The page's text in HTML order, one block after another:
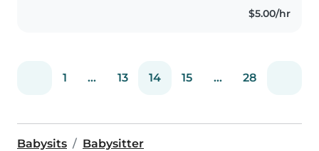
$5.00/hr
1 ... 13 14 15 ... 28
Babysits Babysitter